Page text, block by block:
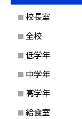
校長室
全校
低学年
中学年
高学年
給食室